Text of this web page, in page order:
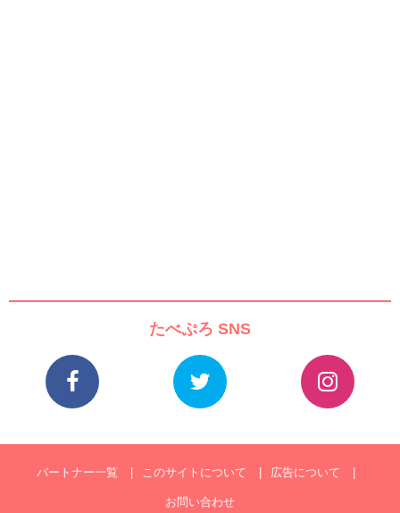
たべぷろ SNS
パートナー一覧 このサイトについて 広告について
お問い合わせ